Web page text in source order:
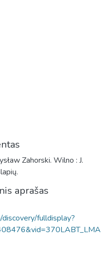
Zahorski. Wilno : J.
aprašas
fulldisplay?